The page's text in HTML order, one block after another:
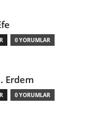
0 YORUMLAR
Erdem
0 YORUMLAR